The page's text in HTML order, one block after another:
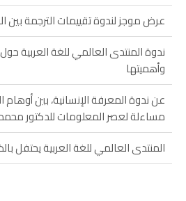
عرض موجز لندوة تقييمات الترجمة بين
ندوة المنتدى العالمي للغة العربية حول
وأهميتها
عن ندوة المعرفة الإنسانية، بين أوهام
مساءلة لعصر المعلومات للدكتور
المنتدى العالمي للغة العربية يحتفل